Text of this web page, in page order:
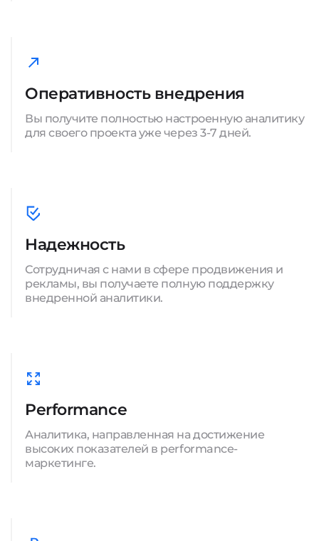
Оперативность внедрения
Вы получите полностью настроенную аналитику
для своего проекта уже через 3-7 дней.
Надежность
Сотрудничая с нами в сфере продвижения и
рекламы, вы получаете полную поддержку
внедренной аналитики.
Performance
Аналитика, направленная на достижение
высоких показателей в performance-
маркетинге.